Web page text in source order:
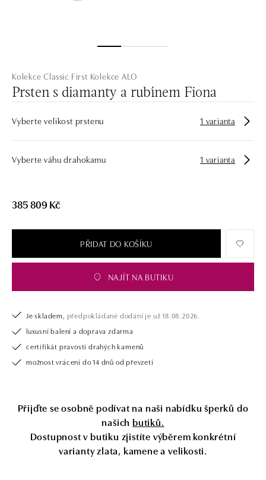
Kolekce Classic First Kolekce ALO
Prsten s diamanty a rubínem Fiona
Vyberte velikost prstenu 1 varianta
Vyberte váhu drahokamu 1 varianta
385 809 Kč
PŘIDAT DO KOŠÍKU
NAJÍT NA BUTIKU
Je skladem, předpokládané dodání je už 18.08.2026.
luxusní balení a doprava zdarma
certifikát pravosti drahých kamenů
možnost vrácení do 14 dnů od převzetí
Přijďte se osobně podívat na naši nabídku šperků do
našich butiků.
Dostupnost v butiku zjistíte výběrem konkrétní
varianty zlata, kamene a velikosti.